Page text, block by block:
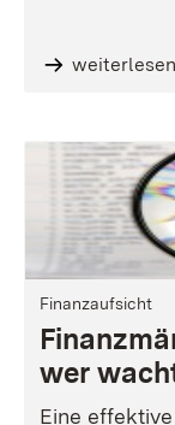
weiterlesen
Finanzaufsicht
wer
Eine